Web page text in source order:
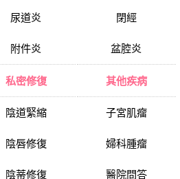
尿道炎
附件炎
閉經
盆腔炎
私密修復
陰道緊縮
陰唇修復
陰蒂修復
其他疾病
子宮肌瘤
婦科腫瘤
醫院問答